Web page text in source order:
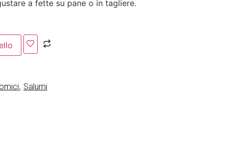
a fette su pane o in tagliere.
, Salumi